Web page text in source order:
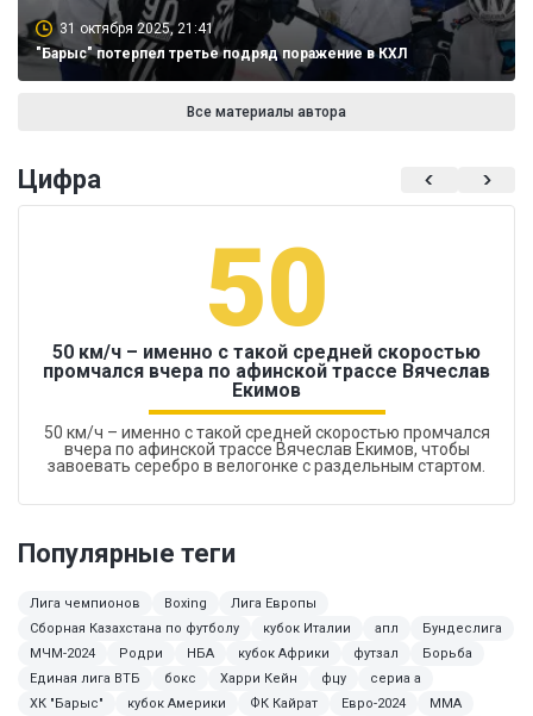
31 октября 2025, 21:41
"Барыс" потерпел третье подряд поражение в КХЛ
Все материалы автора
Цифра
50
50 км/ч – именно с такой средней скоростью
промчался вчера по афинской трассе Вячеслав
Екимов
50 км/ч – именно с такой средней скоростью промчался
вчера по афинской трассе Вячеслав Екимов, чтобы
завоевать серебро в велогонке с раздельным стартом.
Популярные теги
Лига чемпионов Boxing
Лига Европы
Сборная Казахстана по футболу
кубок Италии апл
Бундеслига
МЧМ-2024
Родри НБА кубок Африки футзал
Борьба
Единая лига ВТБ
бокс Харри Кейн фцу
сериа а
ХК "Барыс"
кубок Америки ФК Кайрат Евро-2024
MMA